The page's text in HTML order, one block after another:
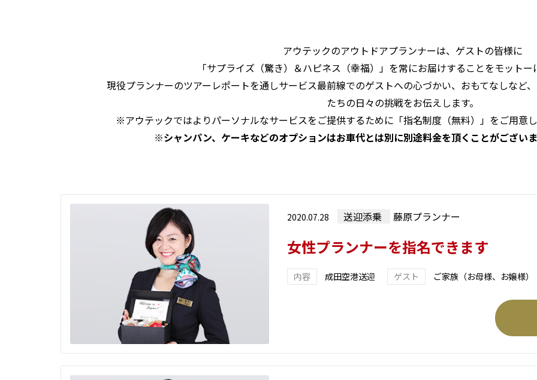
アウテックのアウトドアプランナーは、ゲストの皆様に
「サプライズ（驚き）＆ハピネス（幸福）」を常にお届けすることをモット
現役プランナーのツアーレポートを通しサービス最前線でのゲストへの心づかい、おもてなしなど
たちの日々の挑戦をお伝えします。
※アウテックではよりパーソナルなサービスをご提供するために「指名制度（無料）」をご用意
※シャンパン、ケーキなどのオプションはお車代とは別に別途料金を頂くことがござい
2020.07.28 送迎添乗 藤原プランナー
女性プランナーを指名できます
成田空港送迎 ご家族（お母様、お嬢様）